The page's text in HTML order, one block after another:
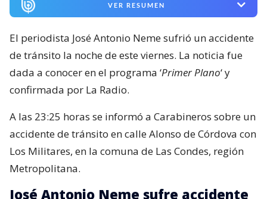
VER RESUMEN
El periodista José Antonio Neme sufrió un accidente
de tránsito la noche de este viernes. La noticia fue
dada a conocer en el programa ‘Primer Plano‘ y
confirmada por La Radio.
A las 23:25 horas se informó a Carabineros sobre un
accidente de tránsito en calle Alonso de Córdova con
Los Militares, en la comuna de Las Condes, región
Metropolitana.
José Antonio Neme sufre accidente